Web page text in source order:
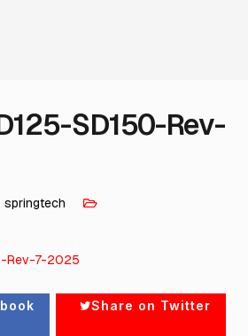
SD150-Rev-
springtech
Rev-7-2025
Share on Twitter